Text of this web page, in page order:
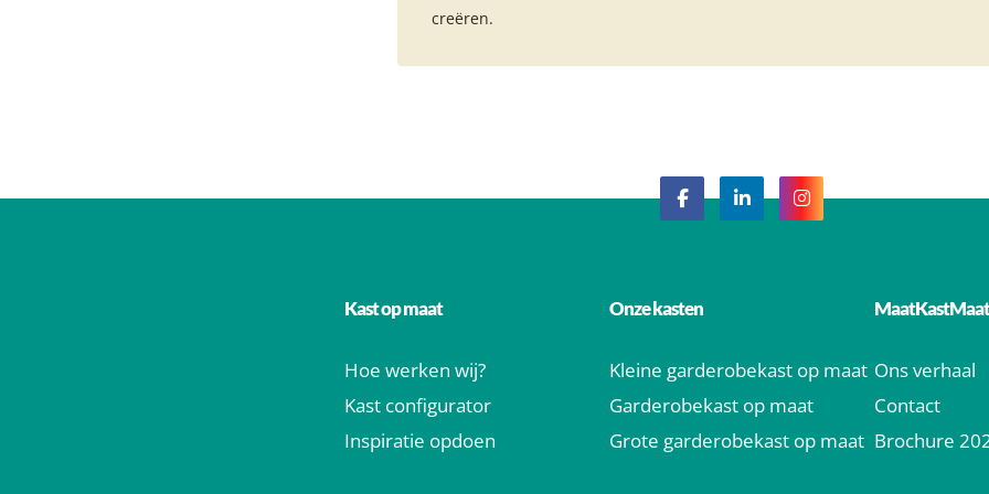
creëren.
Kast op maat
Hoe werken wij?
Kast configurator
Inspiratie opdoen
Onze kasten
Kleine garderobekast op maat
Garderobekast op maat
Grote garderobekast op maat
MaatKastMaat
Ons verhaal
Contact
Brochure